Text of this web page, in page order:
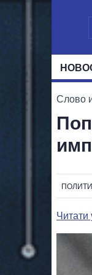
Слово
Читати